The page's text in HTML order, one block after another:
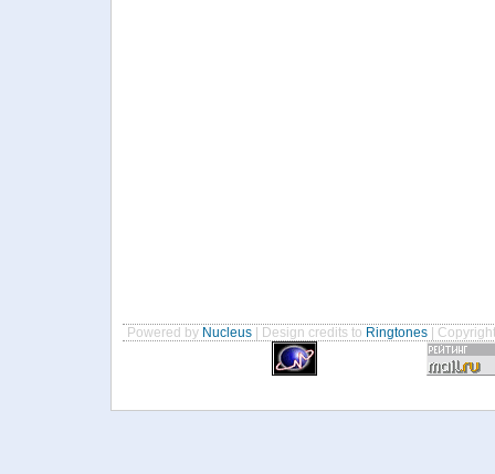
Powered by Nucleus | Design credits to Ringtones |